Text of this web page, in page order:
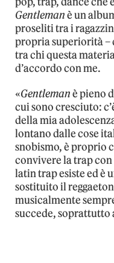
Gentlemanè un
proseliti tra i
propria superiorità –
tra chi questa
d’accordo con me.
«Gentlemanè pieno
cui sono cresciuto:
della mia
lontano dalle cose
snobismo, è proprio
convivere la trap
latin trap esiste ed è
sostituito il
musicalmente
succede, soprattutto